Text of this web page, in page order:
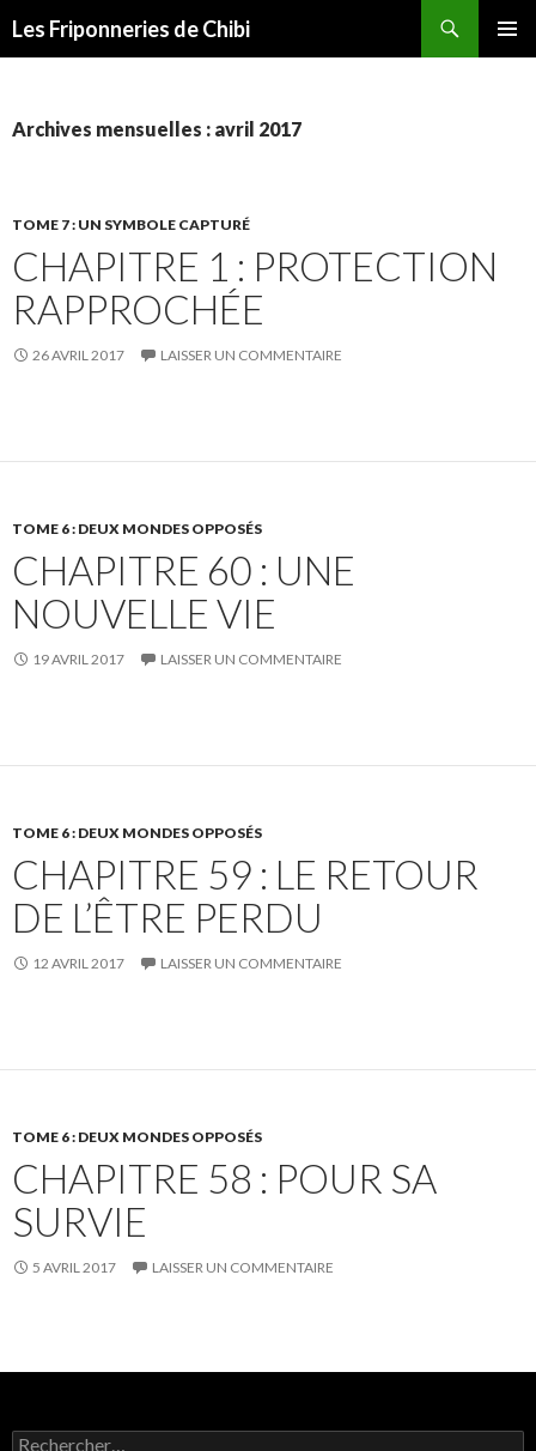
Les Friponneries de Chibi
Archives mensuelles : avril 2017
TOME 7 : UN SYMBOLE CAPTURÉ
CHAPITRE 1 : PROTECTION
RAPPROCHÉE
26 AVRIL 2017 LAISSER UN COMMENTAIRE
TOME 6 : DEUX MONDES OPPOSÉS
CHAPITRE 60 : UNE
NOUVELLE VIE
19 AVRIL 2017 LAISSER UN COMMENTAIRE
TOME 6 : DEUX MONDES OPPOSÉS
CHAPITRE 59 : LE RETOUR
DE L’ÊTRE PERDU
12 AVRIL 2017 LAISSER UN COMMENTAIRE
TOME 6 : DEUX MONDES OPPOSÉS
CHAPITRE 58 : POUR SA
SURVIE
5 AVRIL 2017 LAISSER UN COMMENTAIRE
Rechercher :